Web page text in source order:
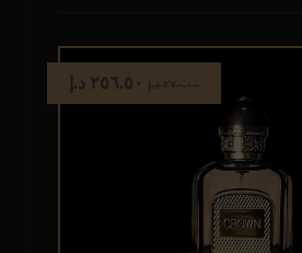
٢٧٠.٠٠ د.إ ٢٥٦.٥٠ د.إ